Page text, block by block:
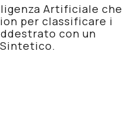
Artificiale che
per classificare i
con un